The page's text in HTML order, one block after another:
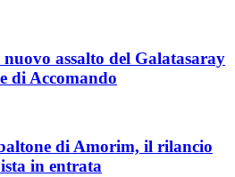
assalto del Galatasaray
di Accomando
di Amorim, il rilancio
in entrata